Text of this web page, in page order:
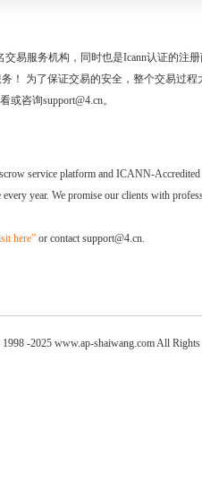
交易服务机构，同时也是Icann认证的注
！ 为了保证交易的安全，整个交易过程
或咨询support@4.cn。
service platform and ICANN-
year. We promise our clients with
here” or contact support@4.cn.
-2025 www.ap-shaiwang.com All Rights